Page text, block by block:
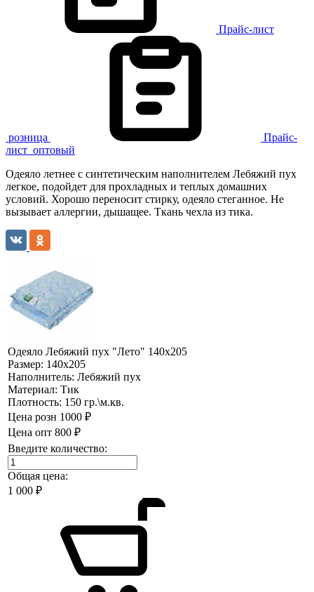
Прайс-лист
розница
Прайс-
лист оптовый
Одеяло летнее с синтетическим наполнителем Лебяжий пух
легкое, подойдет для прохладных и теплых домашних
условий. Хорошо переносит стирку, одеяло стеганное. Не
вызывает аллергии, дышащее. Ткань чехла из тика.
Одеяло Лебяжий пух "Лето" 140х205
Размер: 140х205
Наполнитель: Лебяжий пух
Материал: Тик
Плотность: 150 гр.\м.кв.
Цена розн 1000 ₽
Цена опт 800 ₽
Введите количество:
Общая цена:
1 000 ₽